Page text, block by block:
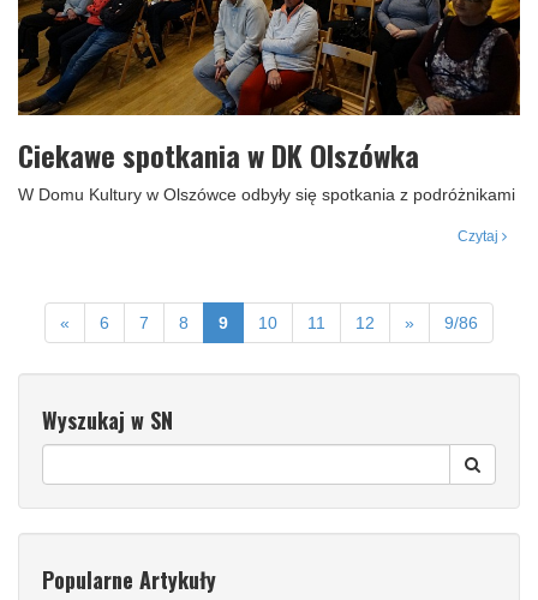
Ciekawe spotkania w DK Olszówka
W Domu Kultury w Olszówce odbyły się spotkania z podróżnikami
Czytaj
« 6 7 8 9 10 11 12 » 9/86
Wyszukaj w SN
Popularne Artykuły